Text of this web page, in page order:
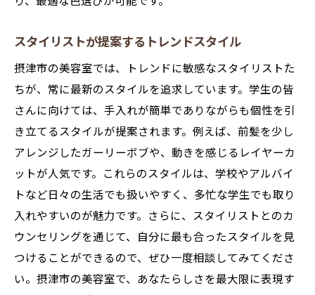
スタイリストが提案するトレンドスタイル
摂津市の美容室では、トレンドに敏感なスタイリストた
ちが、常に最新のスタイルを追求しています。学生の皆
さんに向けては、手入れが簡単でありながらも個性を引
き立てるスタイルが提案されます。例えば、前髪を少し
アレンジしたガーリーボブや、動きを感じるレイヤーカ
ットが人気です。これらのスタイルは、学校やアルバイ
トなど日々の生活でも扱いやすく、多忙な学生でも取り
入れやすいのが魅力です。さらに、スタイリストとのカ
ウンセリングを通じて、自分に最も合ったスタイルを見
つけることができるので、ぜひ一度相談してみてくださ
い。摂津市の美容室で、あなたらしさを最大限に表現す